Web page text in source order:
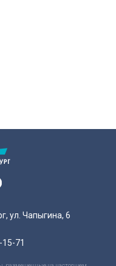
ул. Чапыгина, 6
71